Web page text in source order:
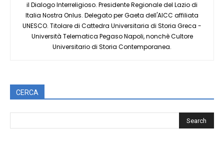
il Dialogo Interreligioso. Presidente Regionale del Lazio di
Italia Nostra Onlus. Delegato per Gaeta dell'AICC affiliata
UNESCO. Titolare di Cattedra Universitaria di Storia Greca -
Università Telematica Pegaso Napoli, nonchè Cultore
Universitario di Storia Contemporanea.
CERCA